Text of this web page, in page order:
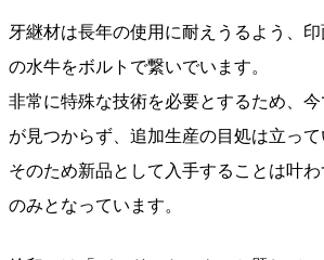
牙継材は長年の使用に耐えうるよう、
の水牛をボルトで繋いでいます。
非常に特殊な技術を必要とするため、
が見つからず、追加生産の目処は立って
そのため新品として入手することは叶
のみとなっています。